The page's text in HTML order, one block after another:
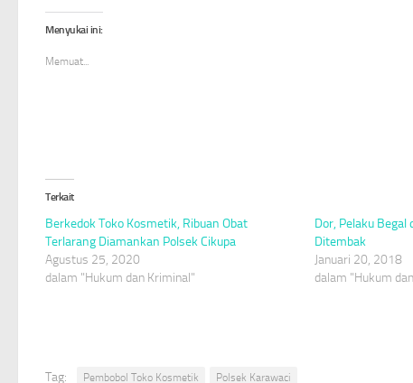
Twitter(Membuka
di
jendela
baru)
Menyukai ini:
Memuat...
Terkait
Berkedok Toko Kosmetik, Ribuan Obat
Terlarang Diamankan Polsek Cikupa
Agustus 25, 2020
dalam "Hukum dan Kriminal"
Dor, Pelaku Begal
Ditembak
Januari 20, 2018
dalam "Hukum
Tag: Pembobol Toko Kosmetik Polsek Karawaci